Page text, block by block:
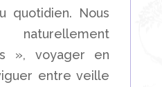
quotidien. Nous
», voyager en
entre veille